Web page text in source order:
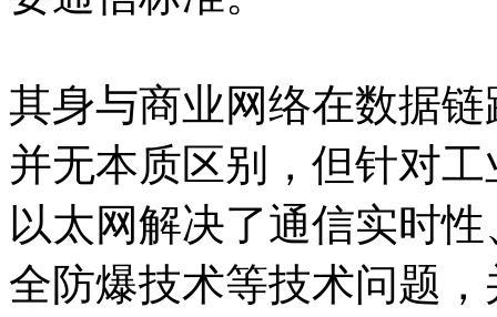
其身与商业网络在数据
并无本质区别，但针对
以太网解决了通信实时
全防爆技术等技术问题